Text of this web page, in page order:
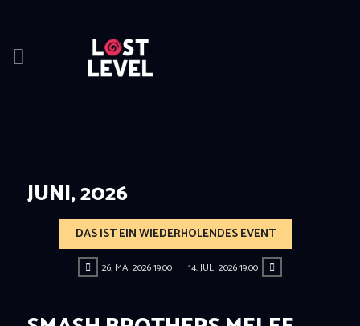
EVENTS
LOCATION
ABOUT
RESERVIERUNG
JUNI, 2026
DAS IST EIN WIEDERHOLENDES EVENT
26. MAI 2026 19:00 14. JULI 2026 19:00